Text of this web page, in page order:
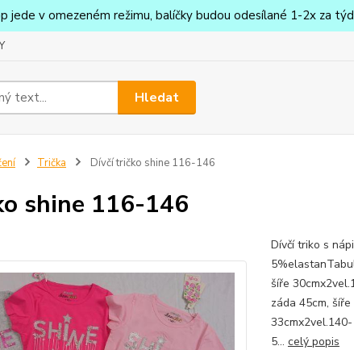
jede v omezeném režimu, balíčky budou odesílané 1-2x za
Hledat
Trička Dívčí tričko shine 116-146
shine 116-146
Dívčí triko s
šíře
záda 45cm,
5... celý popis